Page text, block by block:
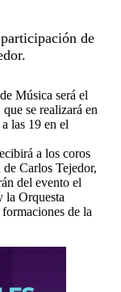
de
Música será el
se realizará en
las 19 en el
a los coros
Carlos Tejedor,
del evento el
la Orquesta
de la